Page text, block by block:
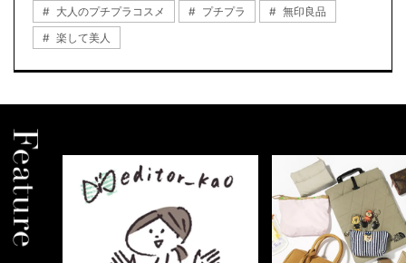
大人のプチプラコスメ
プチプラ
無印良品
楽して美人